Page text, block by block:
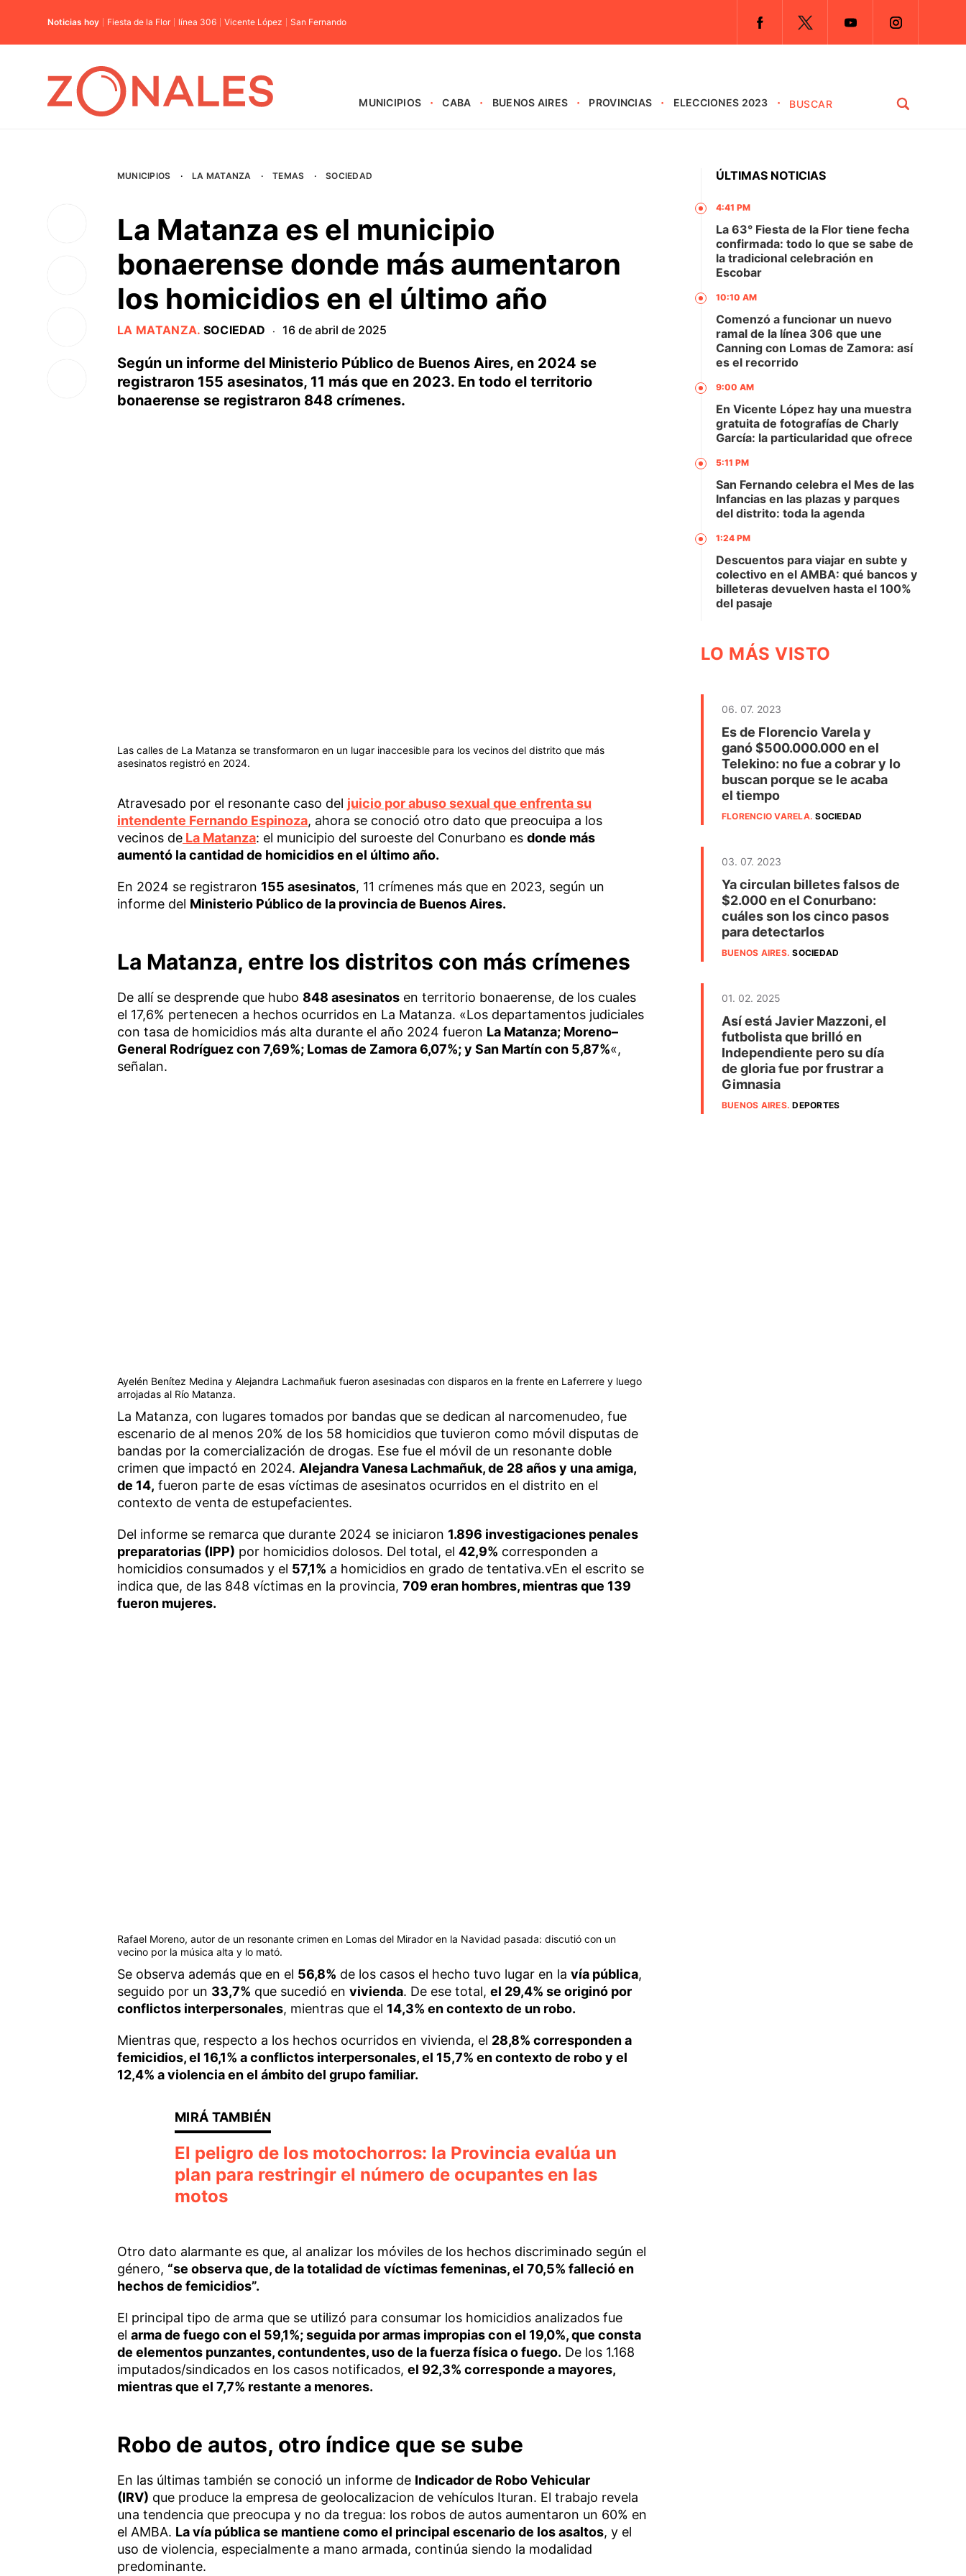
Noticias hoy Fiesta de la Flor línea 306 Vicente López San Fernando
MUNICIPIOS CABA BUENOS AIRES PROVINCIAS ELECCIONES 2023
MUNICIPIOS · LA MATANZA · TEMAS · SOCIEDAD
La Matanza es el municipio
bonaerense donde más aumentaron
los homicidios en el último año
LA MATANZA. SOCIEDAD · 16 de abril de 2025
Según un informe del Ministerio Público de Buenos Aires, en 2024 se
registraron 155 asesinatos, 11 más que en 2023. En todo el territorio
bonaerense se registraron 848 crímenes.
Las calles de La Matanza se transformaron en un lugar inaccesible para los vecinos del distrito que más
asesinatos registró en 2024.
Atravesado por el resonante caso del juicio por abuso sexual que enfrenta su
intendente Fernando Espinoza, ahora se conoció otro dato que preocuipa a los
vecinos deLa Matanza: el municipio del suroeste del Conurbano es donde más
aumentó la cantidad de homicidios en el último año.
En 2024 se registraron 155 asesinatos, 11 crímenes más que en 2023, según un
informe del Ministerio Público de la provincia de Buenos Aires.
La Matanza, entre los distritos con más crímenes
De allí se desprende que hubo 848 asesinatosen territorio bonaerense, de los cuales
el 17,6% pertenecen a hechos ocurridos en La Matanza. «Los departamentos judiciales
con tasa de homicidios más alta durante el año 2024 fueron La Matanza; Moreno–
General Rodríguez con 7,69%; Lomas de Zamora 6,07%; y San Martín con 5,87%«,
señalan.
Ayelén Benítez Medina y Alejandra Lachmañuk fueron asesinadas con disparos en la frente en Laferrere y luego
arrojadas al Río Matanza.
La Matanza, con lugares tomados por bandas que se dedican al narcomenudeo, fue
escenario de al menos 20% de los 58 homicidios que tuvieron como móvil disputas de
bandas por la comercialización de drogas. Ese fue el móvil de un resonante doble
crimen que impactó en 2024. Alejandra Vanesa Lachmañuk, de 28 años y una amiga,
de 14, fueron parte de esas víctimas de asesinatos ocurridos en el distrito en el
contexto de venta de estupefacientes.
Del informe se remarca que durante 2024 se iniciaron 1.896 investigaciones penales
preparatorias (IPP) por homicidios dolosos. Del total, el 42,9% corresponden a
homicidios consumados y el 57,1% a homicidios en grado de tentativa.vEn el escrito se
indica que, de las 848 víctimas en la provincia, 709 eran hombres, mientras que 139
fueron mujeres.
Rafael Moreno, autor de un resonante crimen en Lomas del Mirador en la Navidad pasada: discutió con un
vecino por la música alta y lo mató.
Se observa además que en el 56,8% de los casos el hecho tuvo lugar en la vía pública,
seguido por un 33,7% que sucedió en vivienda. De ese total, el 29,4% se originó por
conflictos interpersonales, mientras que el 14,3% en contexto de un robo.
Mientras que, respecto a los hechos ocurridos en vivienda, el 28,8% corresponden a
femicidios, el 16,1% a conflictos interpersonales, el 15,7% en contexto de robo y el
12,4% a violencia en el ámbito del grupo familiar.
El peligro de los motochorros: la Provincia evalúa un
plan para restringir el número de ocupantes en las
motos
Otro dato alarmante es que, al analizar los móviles de los hechos discriminado según el
género, “se observa que, de la totalidad de víctimas femeninas, el 70,5% falleció en
hechos de femicidios”.
El principal tipo de arma que se utilizó para consumar los homicidios analizados fue
el arma de fuego con el 59,1%; seguida por armas impropias con el 19,0%, que consta
de elementos punzantes, contundentes, uso de la fuerza física o fuego. De los 1.168
imputados/sindicados en los casos notificados, el 92,3% corresponde a mayores,
mientras que el 7,7% restante a menores.
Robo de autos, otro índice que se sube
En las últimas también se conoció un informe de Indicador de Robo Vehicular
(IRV) que produce la empresa de geolocalizacion de vehículos Ituran. El trabajo revela
una tendencia que preocupa y no da tregua: los robos de autos aumentaron un 60% en
el AMBA. La vía pública se mantiene como el principal escenario de los asaltos, y el
uso de violencia, especialmente a mano armada, continúa siendo la modalidad
predominante.
ÚLTIMAS NOTICIAS
4:41 PM
La 63° Fiesta de la Flor tiene fecha
confirmada: todo lo que se sabe de
la tradicional celebración en
Escobar
10:10 AM
Comenzó a funcionar un nuevo
ramal de la línea 306 que une
Canning con Lomas de Zamora: así
es el recorrido
9:00 AM
En Vicente López hay una muestra
gratuita de fotografías de Charly
García: la particularidad que ofrece
5:11 PM
San Fernando celebra el Mes de las
Infancias en las plazas y parques
del distrito: toda la agenda
1:24 PM
Descuentos para viajar en subte y
colectivo en el AMBA: qué bancos y
billeteras devuelven hasta el 100%
del pasaje
LO MÁS VISTO
06. 07. 2023
Es de Florencio Varela y
ganó $500.000.000 en el
Telekino: no fue a cobrar y lo
buscan porque se le acaba
el tiempo
FLORENCIO VARELA.SOCIEDAD
03. 07. 2023
Ya circulan billetes falsos de
$2.000 en el Conurbano:
cuáles son los cinco pasos
para detectarlos
BUENOS AIRES.SOCIEDAD
01. 02. 2025
Así está Javier Mazzoni, el
futbolista que brilló en
Independiente pero su día
de gloria fue por frustrar a
Gimnasia
BUENOS AIRES.DEPORTES